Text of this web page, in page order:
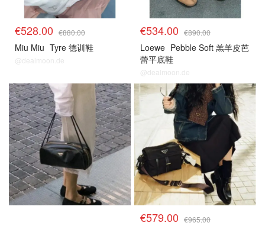
€528.00 €880.00
Miu Miu Tyre 德训鞋
@dealmoon.de
€534.00 €890.00
Loewe Pebble Soft 羔羊皮芭
蕾平底鞋
@dealmoon.de
€579.00 €965.00